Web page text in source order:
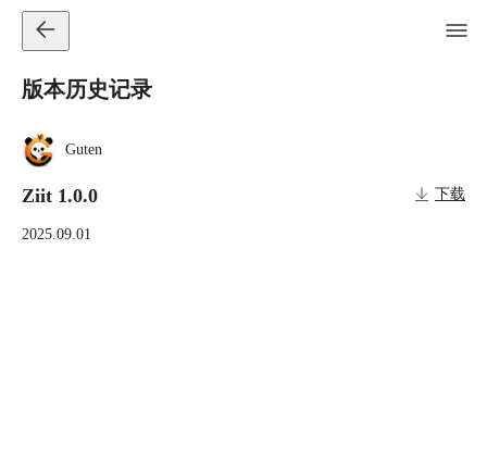
版本历史记录
Guten
Ziit 1.0.0 下载
2025.09.01